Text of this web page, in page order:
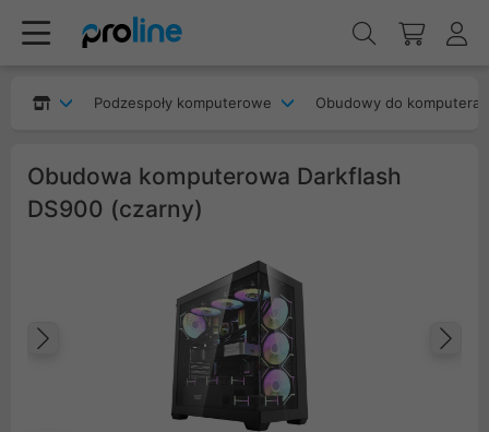
Podzespoły komputerowe Obudowy do komputera
Obudowa komputerowa Darkflash
DS900 (czarny)
Poprzedni